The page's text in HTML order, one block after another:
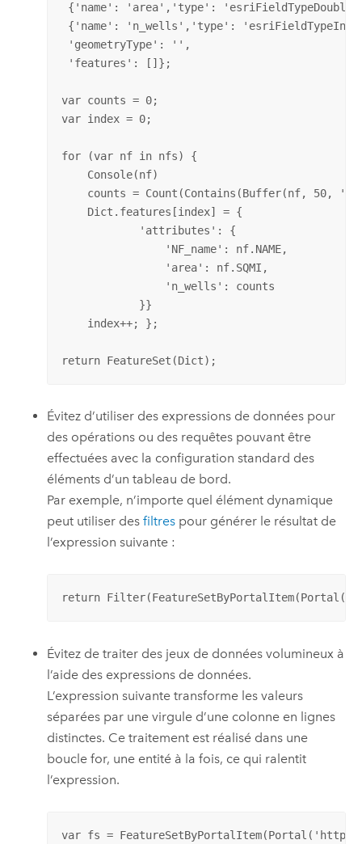
{'name': 'area','type':
{'name': 'n_wells','type':
'geometryType': '',
'features': []};
var counts = 0;
var index = 0;
for (var nf in nfs) {
    Console(nf)
counts = Count(Contains(Buffer(nf, 50,
    Dict.features[index] = {
            'attributes': {
                'NF_name': nf.NAME,
                'area': nf.SQMI,
                'n_wells': counts
            }}
    index++; };
return FeatureSet(Dict);
Évitez d’utiliser des expressions de données pour
des opérations ou des requêtes pouvant être
effectuées avec la configuration standard des
éléments d’un tableau de bord.
Par exemple, n’importe quel élément dynamique
peut utiliser desfiltres pour générer le résultat de
l’expression suivante :
return
Évitez de traiter des jeux de données volumineux à
l’aide des expressions de données.
L’expression suivante transforme les valeurs
séparées par une virgule d’une colonne en lignes
distinctes. Ce traitement est réalisé dans une
boucle for, une entité à la fois, ce qui ralentit
l’expression.
var fs =